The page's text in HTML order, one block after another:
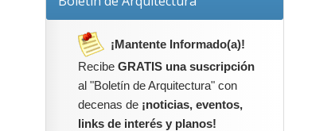
¡Mantente Informado(a)!
Recibe GRATIS una suscripción
al "Boletín de Arquitectura" con
decenas de ¡noticias, eventos,
links de interés y planos!